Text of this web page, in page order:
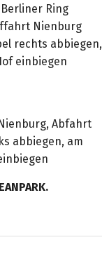
Ring
Nienburg
rechts abbiegen,
einbiegen
Abfahrt
abbiegen, am